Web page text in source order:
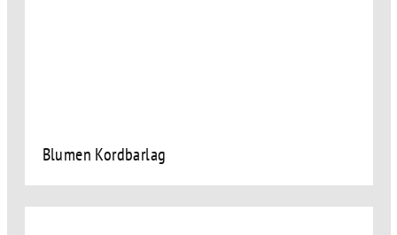
Blumen Kordbarlag